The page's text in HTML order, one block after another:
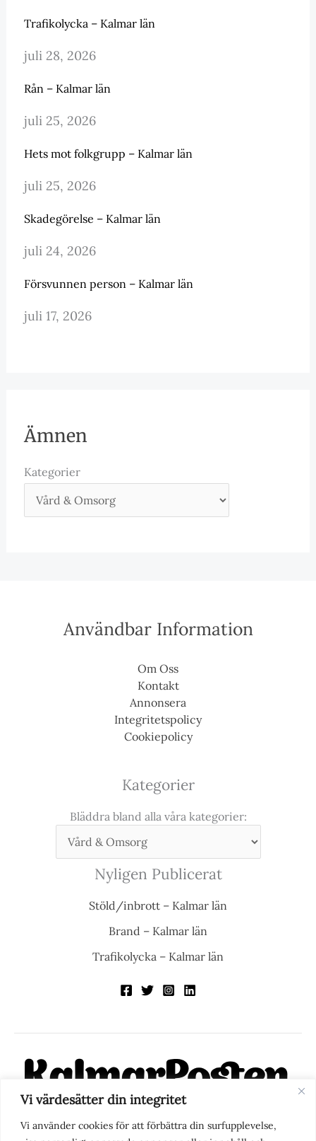
Vi värdesätter din integritet
Vi använder cookies för att förbättra din surfupplevelse,
Trafikolycka – Kalmar län
juli 28, 2026
Rån – Kalmar län
juli 25, 2026
Hets mot folkgrupp – Kalmar län
juli 25, 2026
Skadegörelse – Kalmar län
juli 24, 2026
Försvunnen person – Kalmar län
juli 17, 2026
Ämnen
Kategorier
Användbar Information
Om Oss
Kontakt
Annonsera
Integritetspolicy
Cookiepolicy
Kategorier
Bläddra bland alla våra kategorier:
Nyligen Publicerat
Stöld/inbrott – Kalmar län
Brand – Kalmar län
Trafikolycka – Kalmar län
KalmarPosten är en modern lokalnyhetstidning på nätet. Med
fokus på Kalmarregionen, men också med blick för det större